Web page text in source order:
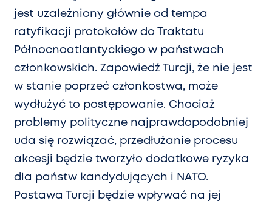
jest uzależniony głównie od tempa
ratyfikacji protokołów do Traktatu
Północnoatlantyckiego w państwach
członkowskich. Zapowiedź Turcji, że nie jest
w stanie poprzeć członkostwa, może
wydłużyć to postępowanie. Chociaż
problemy polityczne najprawdopodobniej
uda się rozwiązać, przedłużanie procesu
akcesji będzie tworzyło dodatkowe ryzyka
dla państw kandydujących i NATO.
Postawa Turcji będzie wpływać na jej